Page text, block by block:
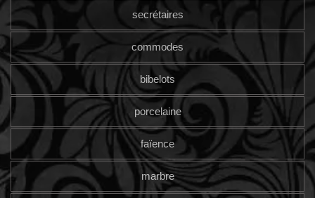
secrétaires
commodes
bibelots
porcelaine
faïence
marbre